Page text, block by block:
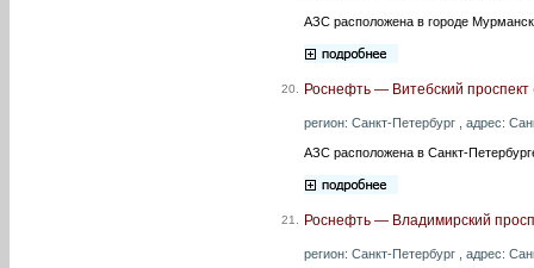
АЗС расположена в городе
20. Роснефть — Витебский проспект
регион: Санкт-Петербург , адрес:
АЗС расположена в Санкт-
21. Роснефть — Владимирский
регион: Санкт-Петербург , адрес: